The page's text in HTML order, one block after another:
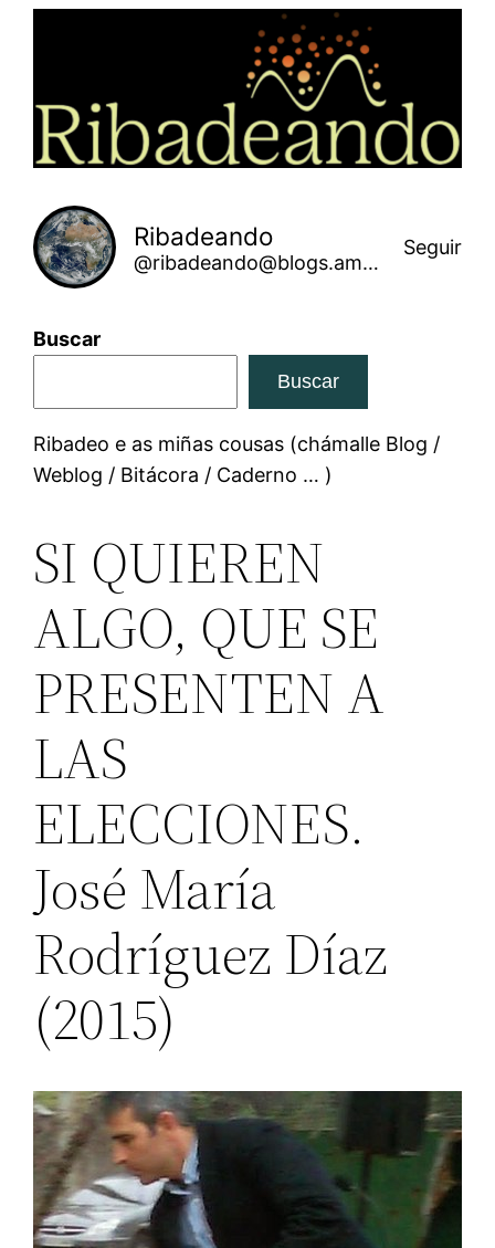
Ribadeando
@ribadeando@blogs.amarinha.gal
Seguir
Buscar
Buscar
Ribadeo e as miñas cousas (chámalle Blog /
Weblog / Bitácora / Caderno … )
SI QUIEREN
ALGO, QUE SE
PRESENTEN A
LAS
ELECCIONES.
José María
Rodríguez Díaz
(2015)